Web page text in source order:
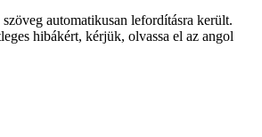
automatikusan lefordításra került.
hibákért, kérjük, olvassa el az angol